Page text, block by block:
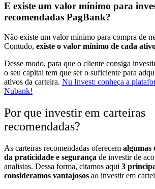
E existe um valor mínimo para
recomendadas PagBank?
Não existe um valor mínimo para compra de
Contudo, existe o valor mínimo de cada
Desse modo, para que o cliente consiga
o seu capital tem que ser o suficiente para
ativos da carteira. Nu Invest: conheça a
Nubank!
Por que investir em carteiras
recomendadas?
As carteiras recomendadas oferecem algumas
da praticidade e segurança de investir de
analistas. Dessa forma, citamos aqui 3
consideramos vantajosos ao investir em